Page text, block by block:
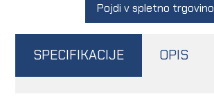
Pojdi v spletno trgovino
SPECIFIKACIJE OPIS